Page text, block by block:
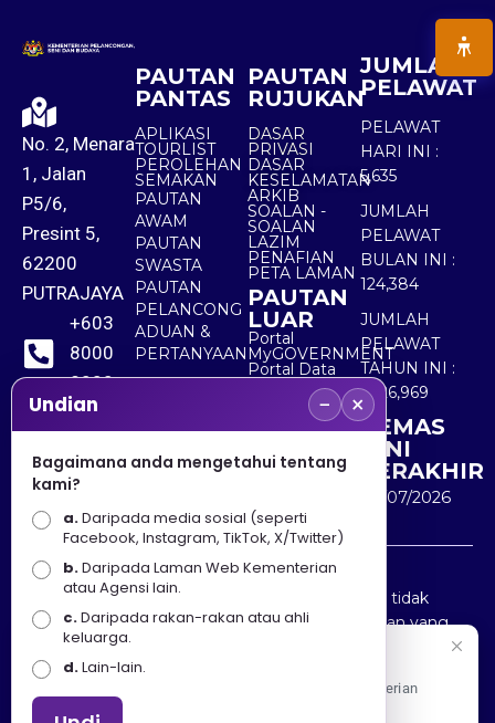
No. 2, Menara
1, Jalan
P5/6,
Presint 5,
62200
PUTRAJAYA
+603
8000
8000
+603
8891
7100
PAUTAN
PANTAS
APLIKASI
TOURLIST
PEROLEHAN
SEMAKAN
PAUTAN
AWAM
PAUTAN
SWASTA
PAUTAN
PELANCONG
ADUAN &
PERTANYAAN
PAUTAN
RUJUKAN
DASAR
PRIVASI
DASAR
KESELAMATAN
ARKIB
SOALAN -
SOALAN
LAZIM
PENAFIAN
PETA LAMAN
PAUTAN
LUAR
Portal
MyGOVERNMENT
Portal Data
Terbuka
Sektor Awam
JUMLAH
PELAWAT
PELAWAT
HARI INI :
5,635
JUMLAH
PELAWAT
BULAN INI :
124,384
JUMLAH
PELAWAT
TAHUN INI :
5,526,969
KEMAS
KINI
TERAKHIR
30/07/2026
Penafian : Kerajaan Malaysia dan Kementerian
Pelancongan Seni dan Budaya (MOTAC) adalah tidak
bertanggungjawab atas kehilangan atau kerugian yang
disebabkan oleh penggunaan mana-mana maklumat
yang diperolehi dari portal ini.
Undian − ×
Bagaimana anda mengetahui tentang
kami?
a.Daripada media sosial (seperti
Facebook, Instagram, TikTok, X/Twitter)
b.Daripada Laman Web Kementerian
atau Agensi lain.
c.Daripada rakan-rakan atau ahli
keluarga.
d.Lain-lain.
Apa Khabar! Selamat datang ke Portal Rasmi Kementerian
Pelancongan, Seni dan Budaya